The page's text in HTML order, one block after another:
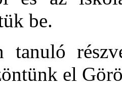
be.
tanuló
el